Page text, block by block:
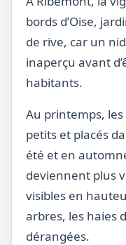
bords d’Oise,
de rive, car un
inaperçu avant
habitants.
Au printemps,
petits et placés
été et en
deviennent plus
visibles en
arbres, les haies
dérangées.